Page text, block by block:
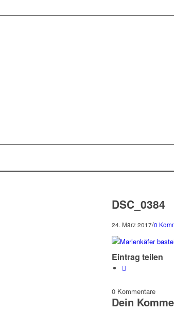
DSC_0384
24. März 2017/0
Eintrag teilen
0 Kommentare
Dein